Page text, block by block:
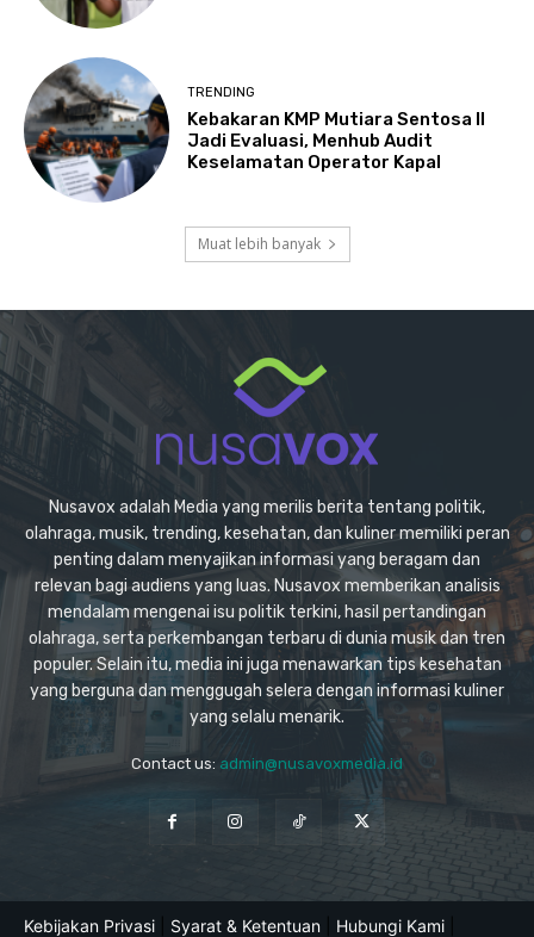
TRENDING
Kebakaran KMP Mutiara Sentosa II
Jadi Evaluasi, Menhub Audit
Keselamatan Operator Kapal
Muat lebih banyak
Nusavox adalah Media yang merilis berita tentang politik,
olahraga, musik, trending, kesehatan, dan kuliner memiliki peran
penting dalam menyajikan informasi yang beragam dan
relevan bagi audiens yang luas. Nusavox memberikan analisis
mendalam mengenai isu politik terkini, hasil pertandingan
olahraga, serta perkembangan terbaru di dunia musik dan tren
populer. Selain itu, media ini juga menawarkan tips kesehatan
yang berguna dan menggugah selera dengan informasi kuliner
yang selalu menarik.
Contact us: admin@nusavoxmedia.id
Kebijakan Privasi Syarat & Ketentuan Hubungi Kami